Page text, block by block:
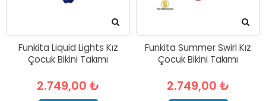
Funkita Liquid Lights Kız
Çocuk Bikini Takımı
2.749,00 ₺
Funkita Summer Swirl Kız
Çocuk Bikini Takımı
2.749,00 ₺